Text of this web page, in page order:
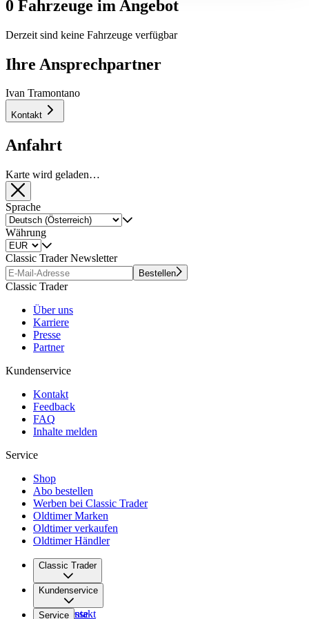
0 Fahrzeuge im Angebot
Derzeit sind keine Fahrzeuge verfügbar
Ihre Ansprechpartner
Ivan Tramontano
Kontakt
Anfahrt
Karte wird geladen…
Sprache
Währung
Classic Trader Newsletter
Bestellen
Classic Trader
Über uns
Karriere
Presse
Partner
Kundenservice
Kontakt
Feedback
FAQ
Inhalte melden
Service
Shop
Abo bestellen
Werben bei Classic Trader
Oldtimer Marken
Oldtimer verkaufen
Oldtimer Händler
Classic Trader
Über uns
Karriere
Presse
Kundenservice
Kontakt
Service